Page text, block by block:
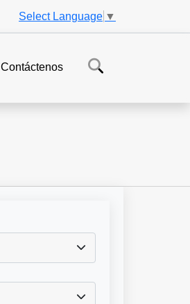
Select Language ▼
Contáctenos